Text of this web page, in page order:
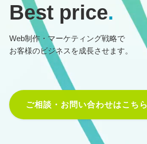
Best price.
Web制作・マーケティング戦略で
お客様のビジネスを成長させます。
ご相談・お問い合わせはこちら